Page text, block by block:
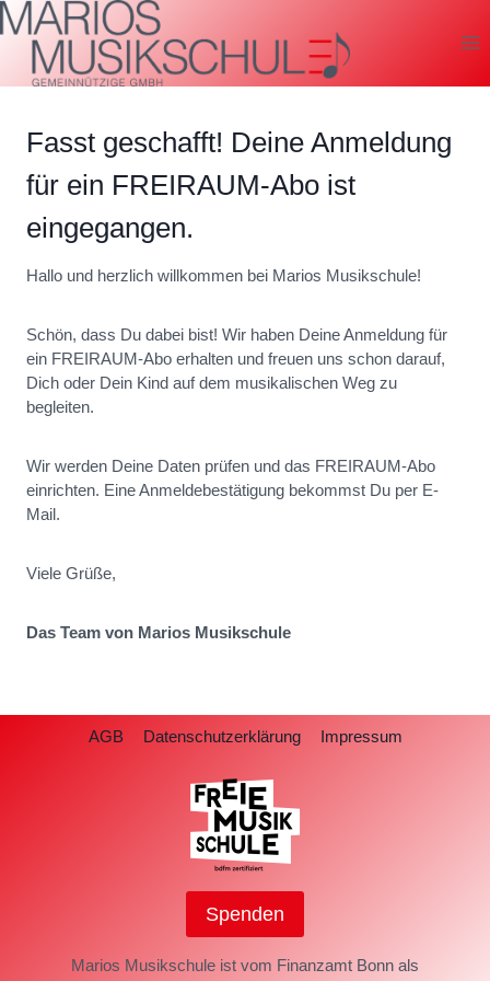
Zum
Inhalt
springen
Fasst geschafft! Deine Anmeldung
für ein FREIRAUM-Abo ist
eingegangen.
Hallo und herzlich willkommen bei Marios Musikschule!
Schön, dass Du dabei bist! Wir haben Deine Anmeldung für
ein FREIRAUM-Abo erhalten und freuen uns schon darauf,
Dich oder Dein Kind auf dem musikalischen Weg zu
begleiten.
Wir werden Deine Daten prüfen und das FREIRAUM-Abo
einrichten. Eine Anmeldebestätigung bekommst Du per E-
Mail.
Viele Grüße,
Das Team von Marios Musikschule
AGB Datenschutzerklärung Impressum
Spenden
Marios Musikschule ist vom Finanzamt Bonn als